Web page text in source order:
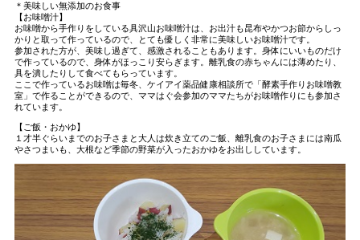
＊美味しい無添加のお食事
【お味噌汁】
お味噌から手作りをしている具沢山お味噌汁は、お出汁も昆布やかつお節からしっ
かりと取って作っているので、とても優しく非常に美味しいお味噌汁です。
参加された方が、美味し過ぎて、感激されることもあります。身体にいいものだけ
で作っているので、身体がほっこり安らぎます。離乳食の赤ちゃんには薄めたり、
具を潰したりして食べてもらっています。
ここで作っているお味噌は毎冬、ケイアイ薬品健康相談所で「酵素手作りお味噌教
室」で作ることができるので、ママはぐ会参加のママたちがお味噌作りにも参加さ
れています。
【ご飯・おかゆ】
１才半ぐらいまでのお子さまと大人は炊き立てのご飯、離乳食のお子さまには南瓜
やさつまいも、大根など季節の野菜が入ったおかゆをお出ししています。